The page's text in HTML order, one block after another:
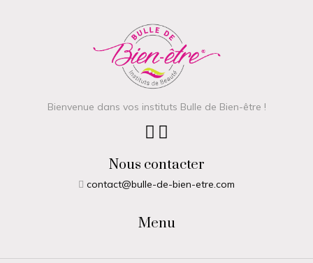
Bienvenue dans vos instituts Bulle de Bien-être !
Nous contacter
contact@bulle-de-bien-etre.com
Menu